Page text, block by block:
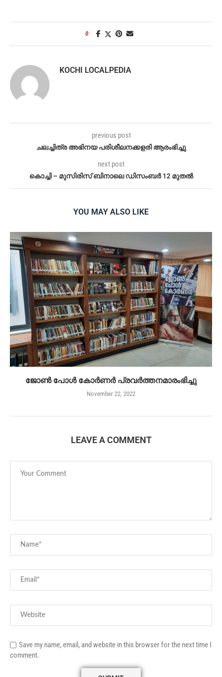
0
KOCHI LOCALPEDIA
previous post
ചലച്ചിത്ര അഭിനയ പരിശീലനക്കളരി ആരംഭിച്ചു
next post
കൊച്ചി – മുസിരിസ് ബിനാലെ ഡിസംബർ 12 മുതൽ
YOU MAY ALSO LIKE
ജോൺ പോൾ കോർണർ പ്രവർത്തനമാരംഭിച്ചു
November 22, 2022
LEAVE A COMMENT
Save my name, email, and website in this browser for the next time I
comment.